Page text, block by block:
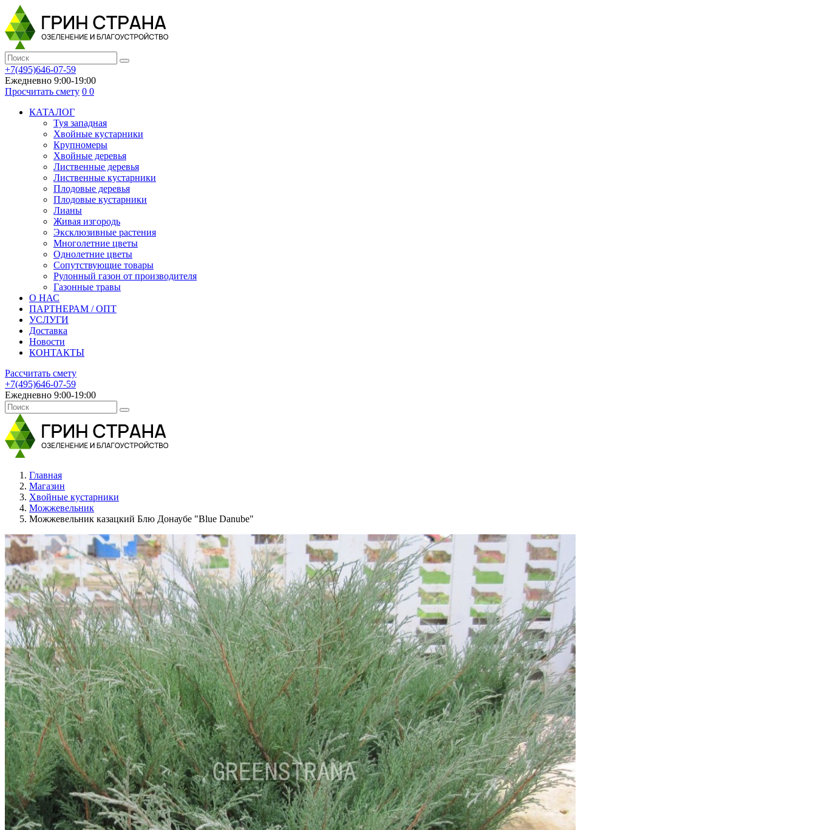
+7(495)646-07-59
Ежедневно 9:00-19:00
Просчитать смету 0 0
КАТАЛОГ
Туя западная
Хвойные кустарники
Крупномеры
Хвойные деревья
Лиственные деревья
Лиственные кустарники
Плодовые деревья
Плодовые кустарники
Лианы
Живая изгородь
Эксклюзивные растения
Многолетние цветы
Однолетние цветы
Сопутствующие товары
Рулонный газон от производителя
Газонные травы
О НАС
ПАРТНЕРАМ / ОПТ
УСЛУГИ
Доставка
Новости
КОНТАКТЫ
Рассчитать смету
+7(495)646-07-59
Ежедневно 9:00-19:00
Главная
Магазин
Хвойные кустарники
Можжевельник
Можжевельник казацкий Блю Донаубе "Blue Danube"